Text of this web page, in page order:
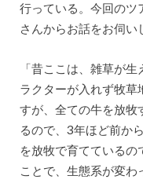
行っている。今回のツ
さんからお話をお伺い
「昔ここは、雑草が
ラクターが入れず牧草
すが、全ての牛を放牧
るので、3年ほど前か
を放牧で育てているの
ことで、生態系が変わ